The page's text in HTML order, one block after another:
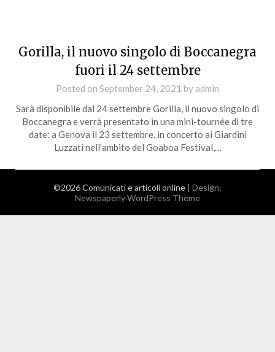
Gorilla, il nuovo singolo di Boccanegra
fuori il 24 settembre
Posted on September 24, 2021 by admin
Sarà disponibile dal 24 settembre Gorilla, il nuovo singolo di
Boccanegra e verrà presentato in una mini-tournée di tre
date: a Genova il 23 settembre, in concerto ai Giardini
Luzzati nell’ambito del Goaboa Festival,…
©2026 Comunicati e articoli online | Design:
Newspaperly WordPress Theme